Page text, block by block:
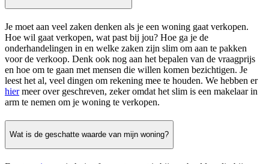
Je moet aan veel zaken denken als je een woning gaat verkopen.
Hoe wil gaat verkopen, wat past bij jou? Hoe ga je de
onderhandelingen in en welke zaken zijn slim om aan te pakken
voor de verkoop. Denk ook nog aan het bepalen van de vraagprijs
en hoe om te gaan met mensen die willen komen bezichtigen. Je
leest het al, veel dingen om rekening mee te houden. We hebben er
hiermeer over geschreven, zeker omdat het slim is een makelaar in
arm te nemen om je woning te verkopen.
Wat is de geschatte waarde van mijn woning?